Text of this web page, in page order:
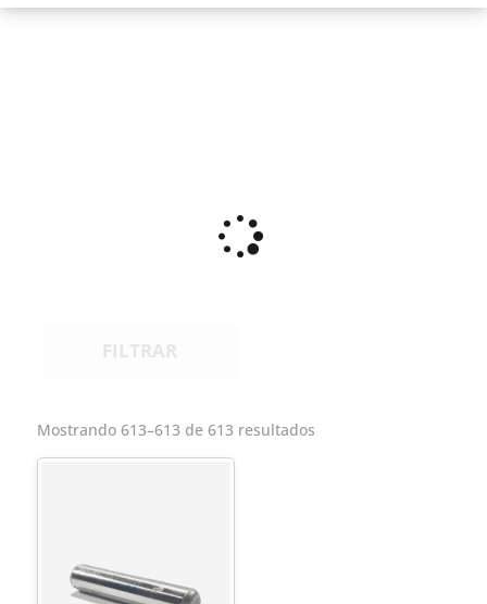
Mostrando 613–613 de 613 resultados